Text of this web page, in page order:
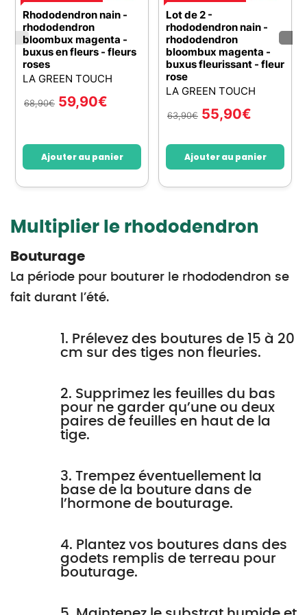
Rhododendron nain -
rhododendron
bloombux magenta -
buxus en fleurs - fleurs
roses
LA GREEN TOUCH
68,90€ 59,90€
Ajouter au panier
Lot de 2 -
rhododendron nain -
rhododendron
bloombux magenta -
buxus fleurissant - fleur
rose
LA GREEN TOUCH
63,90€ 55,90€
Ajouter au panier
Multiplier le rhododendron
Bouturage
La période pour bouturer le rhododendron se
fait durant l’été.
1. Prélevez des boutures de 15 à 20
cm sur des tiges non fleuries.
2. Supprimez les feuilles du bas
pour ne garder qu’une ou deux
paires de feuilles en haut de la
tige.
3. Trempez éventuellement la
base de la bouture dans de
l’hormone de bouturage.
4. Plantez vos boutures dans des
godets remplis de terreau pour
bouturage.